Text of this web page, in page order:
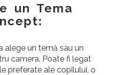
un Tema
alege un temă sau un
camera. Poate fi legat
preferate ale copilului, o